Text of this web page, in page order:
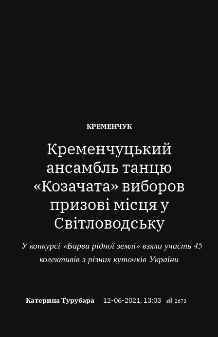
ОПУБЛІКОВАНО
КРЕМЕНЧУК
Кременчуцький
ансамбль танцю
«Козачата» виборов
призові місця у
Світловодську
У конкурсі «Барви рідної землі» взяли участь 45
колективів з різних куточків України
Катерина Турубара 12-06-2021, 13:03 2673